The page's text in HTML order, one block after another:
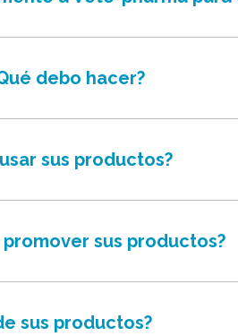
debo hacer?
sus productos?
sus productos?
sus productos?